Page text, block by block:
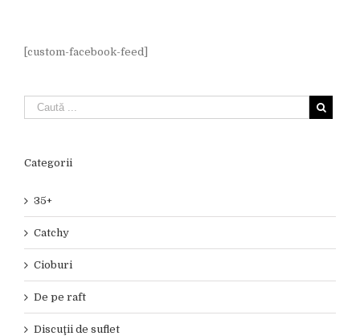
[custom-facebook-feed]
Categorii
35+
Catchy
Cioburi
De pe raft
Discuţii de suflet